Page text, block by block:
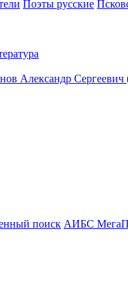
Поэты русские
Александр Сергеевич
поиск АИБС